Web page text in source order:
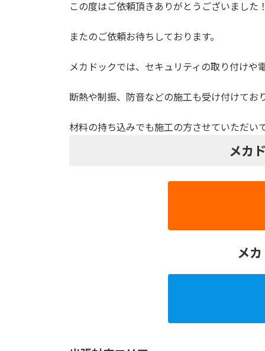
この度はご依頼頂きありがとうございました
またのご依頼お待ちしております。
メカドックでは、セキュリティの取り付けや
断熱や制振、防音などの施工も受け付けてお
材料の持ち込みでも施工の方させていただい
メカ
メ